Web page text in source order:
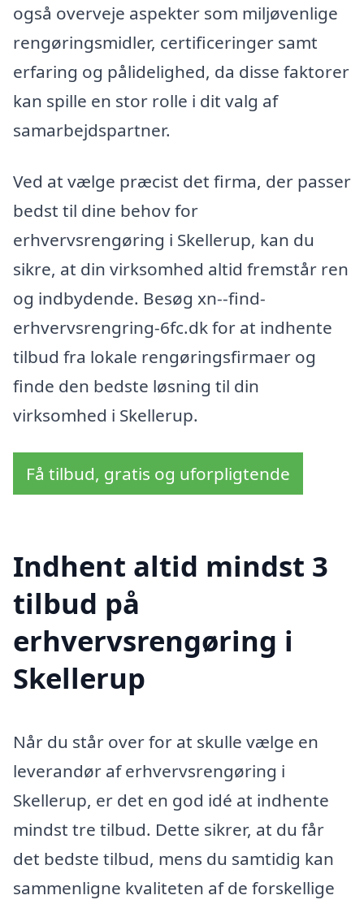
også overveje aspekter som miljøvenlige
rengøringsmidler, certificeringer samt
erfaring og pålidelighed, da disse faktorer
kan spille en stor rolle i dit valg af
samarbejdspartner.
Ved at vælge præcist det firma, der passer
bedst til dine behov for
erhvervsrengøring i Skellerup, kan du
sikre, at din virksomhed altid fremstår ren
og indbydende. Besøg xn--find-
erhvervsrengring-6fc.dk for at indhente
tilbud fra lokale rengøringsfirmaer og
finde den bedste løsning til din
virksomhed i Skellerup.
Få tilbud, gratis og uforpligtende
Indhent altid mindst 3
tilbud på
erhvervsrengøring i
Skellerup
Når du står over for at skulle vælge en
leverandør af erhvervsrengøring i
Skellerup, er det en god idé at indhente
mindst tre tilbud. Dette sikrer, at du får
det bedste tilbud, mens du samtidig kan
sammenligne kvaliteten af de forskellige